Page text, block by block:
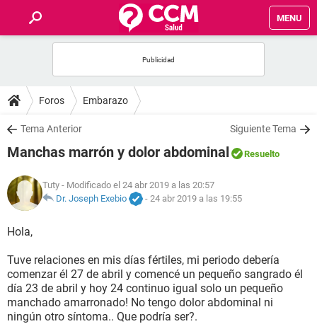
MENU
FOROS
SALUD
NUTRICIÓN
BIENESTAR
SEXUALIDAD
GLOSARIO
Foros Embarazo
Tema Anterior Siguiente Tema
Manchas marrón y dolor abdominal Resuelto
Tuty - Modificado el 24 abr 2019 a las 20:57
Dr. Joseph Exebio
- 24 abr 2019 a las 19:55
Hola,
Tuve relaciones en mis días fértiles, mi periodo debería
comenzar él 27 de abril y comencé un pequeño sangrado él
día 23 de abril y hoy 24 continuo igual solo un pequeño
manchado amarronado! No tengo dolor abdominal ni
ningún otro síntoma.. Que podría ser?.